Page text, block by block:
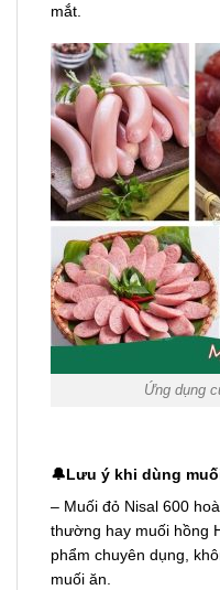
mắt.
Ứng dụng
🔔Lưu ý khi dùng
– Muối đỏ Nisal 600
thường hay muối hồng
phẩm chuyên dụng,
muối ăn.